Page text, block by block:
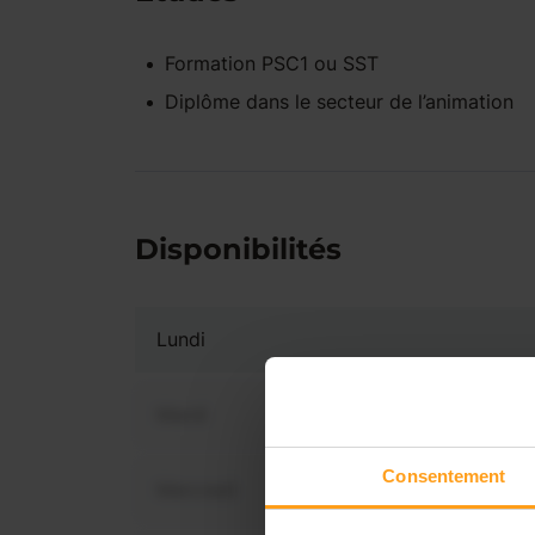
Consentement
Formation PSC1 ou SST
Diplôme dans le secteur de l’animation
Disponibilités
Lundi
Vous